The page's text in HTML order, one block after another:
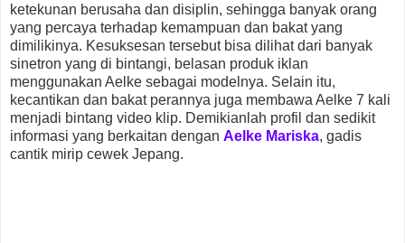
ketekunan berusaha dan disiplin, sehingga banyak orang
yang percaya terhadap kemampuan dan bakat yang
dimilikinya. Kesuksesan tersebut bisa dilihat dari banyak
sinetron yang di bintangi, belasan produk iklan
menggunakan Aelke sebagai modelnya. Selain itu,
kecantikan dan bakat perannya juga membawa Aelke 7 kali
menjadi bintang video klip. Demikianlah profil dan sedikit
informasi yang berkaitan dengan Aelke Mariska, gadis
cantik mirip cewek Jepang.